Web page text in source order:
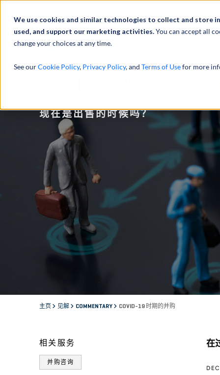
We use cookies and similar technologies to collect and store
used, and support our marketing activities.You can accept all
change your choices at any time.
See ourCookie Policy, Privacy Policy, and Terms of Usefor more
COVID-19 时期的并
现在是出售的时候吗？
主页 见解 COMMENTARY COVID-19 时期的并购
相关服务
并购咨询
在